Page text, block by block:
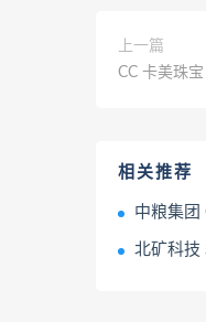
上一篇
CC 卡美珠
相关推荐
中粮集团
北矿科技